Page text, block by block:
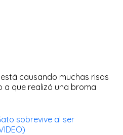
causando muchas risas
a que realizó una broma
sobrevive al ser